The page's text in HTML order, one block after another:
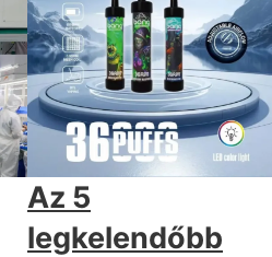
Az 5
legkelendőbb